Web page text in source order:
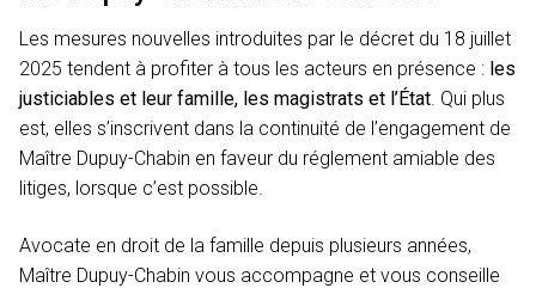
Les mesures nouvelles introduites par le décret du 18 juillet
2025 tendent à profiter à tous les acteurs en présence : les
justiciables et leur famille, les magistrats et l’État. Qui plus
est, elles s’inscrivent dans la continuité de l’engagement de
Maître Dupuy-Chabin en faveur du réglement amiable des
litiges, lorsque c’est possible.
Avocate en droit de la famille depuis plusieurs années,
Maître Dupuy-Chabin vous accompagne et vous conseille